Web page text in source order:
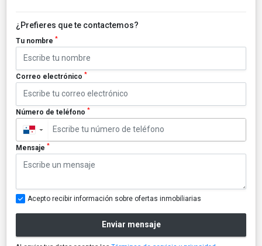
¿Prefieres que te contactemos?
Tu nombre *
Correo electrónico *
Número de teléfono *
▼
Mensaje *
Acepto recibir información sobre ofertas inmobiliarias
Enviar mensaje